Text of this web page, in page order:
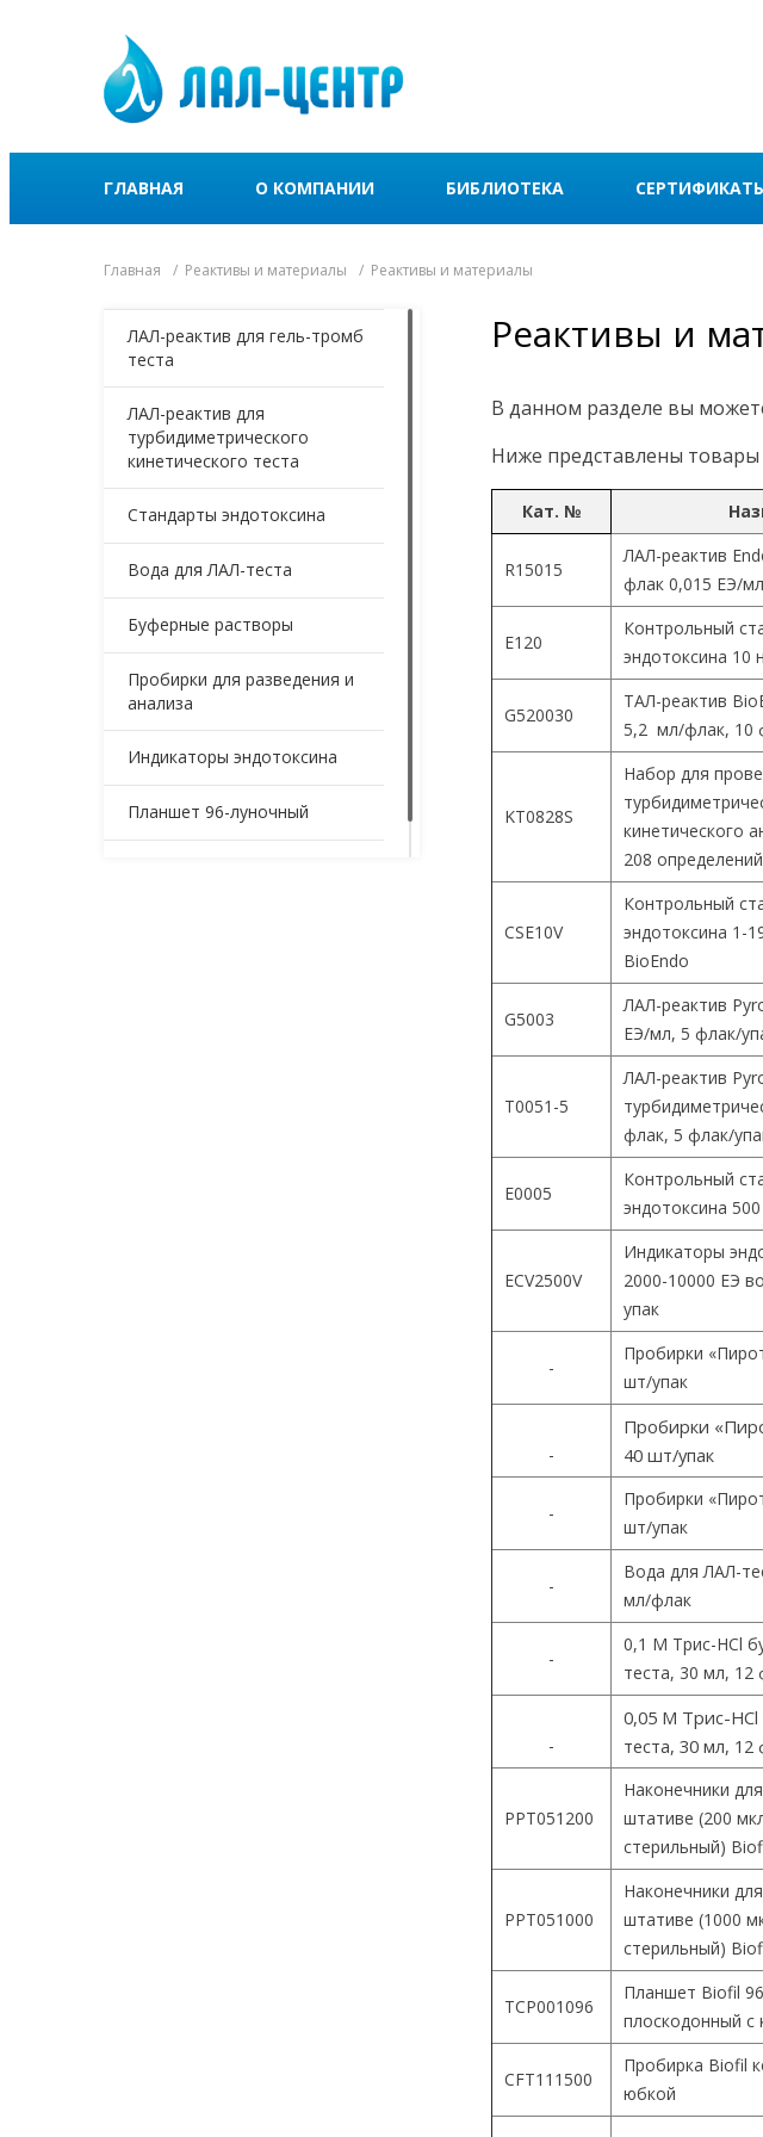
ГЛАВНАЯ О КОМПАНИИ БИБЛИОТЕКА
Главная Реактивы и материалы Реактивы и материалы
ЛАЛ-реактив для гель-тромб
теста
ЛАЛ-реактив для
турбидиметрического
кинетического теста
Стандарты эндотоксина
Вода для ЛАЛ-теста
Буферные растворы
Пробирки для разведения и
анализа
Индикаторы эндотоксина
Планшет 96-луночный
Реактивы и
В данном разделе вы
Ниже представлены товары
Кат. №
R15015
ЛАЛ-реактив
флак 0,015 ЕЭ/
Е120
Контрольный
эндотоксина 10
G520030
ТАЛ-реактив
5,2 мл/флак, 10
KT0828S
Набор для
кинетического
208 определений
CSE10V
Контрольный
эндотоксина 1-
BioEndo
G5003
ЛАЛ-реактив
ЕЭ/мл, 5 флак/
T0051-5
ЛАЛ-реактив
флак, 5 флак/
E0005
Контрольный
эндотоксина
ECV2500V
Индикаторы
2000-10000 ЕЭ
упак
-
Пробирки
шт/упак
-
Пробирки
40 шт/упак
-
Пробирки
шт/упак
-
Вода для ЛАЛ-
мл/флак
-
0,1 М Трис-HCl
теста, 30 мл, 12
-
0,05 М Трис-
теста, 30 мл, 12
PPT051200
Наконечники
штативе (200
стерильный)
PPT051000
Наконечники
штативе (1000
стерильный)
TCP001096
Планшет Biofil
плоскодонный с
CFT111500
Пробирка Biofil
юбкой